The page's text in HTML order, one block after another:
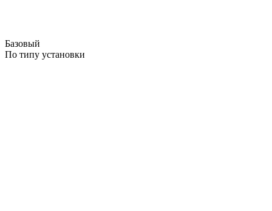
Базовый
По типу установки